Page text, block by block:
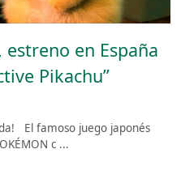
en España
Pikachu”
El famoso juego japonés
c ...